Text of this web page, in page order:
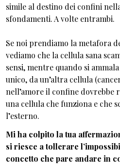
simile al destino dei confini
sfondamenti. A volte entrambi.
Se noi prendiamo la metafora
vediamo che la cellula sana
sensi, mentre quando si
unico, da un’altra cellula
nell’amore il confine dovrebbe
una cellula che funziona e che
l’esterno.
Mi ha colpito la tua
si riesce a tollerare
concetto che pare andare in